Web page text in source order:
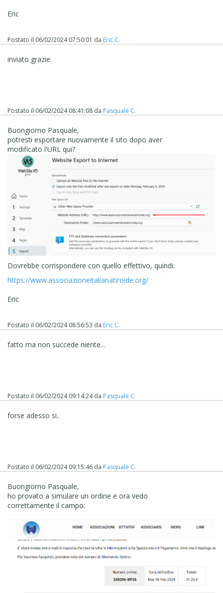
Eric
Postato il 06/02/2024 07:50:01 da Eric C.
inviato grazie
Postato il 06/02/2024 08:41:08 da Pasquale C.
Buongiorno Pasquale,
potresti esportare nuovamente il sito dopo aver
modificato l'URL qui?
Dovrebbe corrispondere con quello effettivo, quindi:
https://www.associazioneitalianatiroide.org/
Eric
Postato il 06/02/2024 08:56:53 da Eric C.
fatto ma non succede niente...
Postato il 06/02/2024 09:14:24da Pasquale C.
forse adesso si..
Postato il 06/02/2024 09:15:46 da Pasquale C.
Buongiorno Pasquale,
ho provato a simulare un ordine e ora vedo
correttamente il campo: